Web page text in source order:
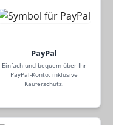
PayPal
Einfach und bequem über Ihr
PayPal-Konto, inklusive
Käuferschutz.